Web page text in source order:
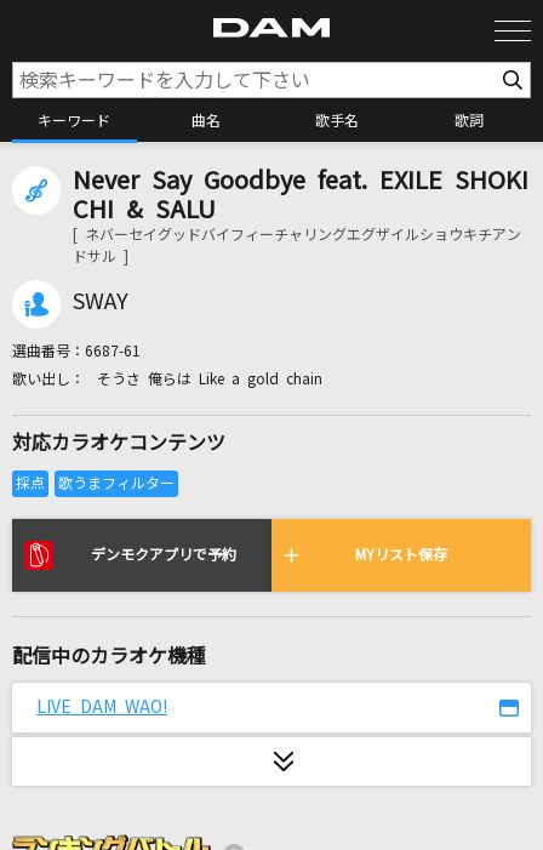
キーワード 曲名 歌手名 歌詞
カラオケ検索
全国りれき
リアルタイムで歌われている曲の一覧
シャングリラ
怪獣
雨の御堂筋
とても素敵な六月でした
Never Say Goodbye feat. EXILE SHOKI
CHI & SALU
[ ネバーセイグッドバイフィーチャリングエグザイルショウキチアン
ドサル ]
SWAY
選曲番号： 6687-61
そうさ 俺らは Like a gold chain
対応カラオケコンテンツ
デンモクアプリで予約 MYリスト保存
配信中のカラオケ機種
LIVE DAM WAO!